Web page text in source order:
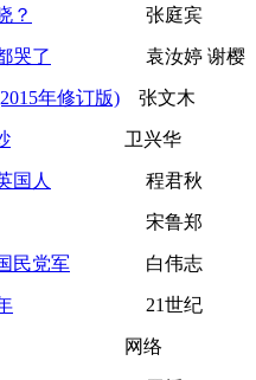
？ 张庭宾
哭了 袁汝婷 谢樱
年修订版) 张文木
卫兴华
国人 程君秋
鲁郑
民党军 白伟志
21世纪
络